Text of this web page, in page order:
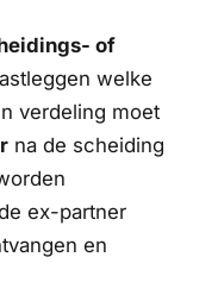
of
welke
verdeling moet
na de scheiding
ex-partner
en